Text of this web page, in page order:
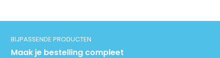
BIJPASSENDE PRODUCTEN
Maak je bestelling compleet